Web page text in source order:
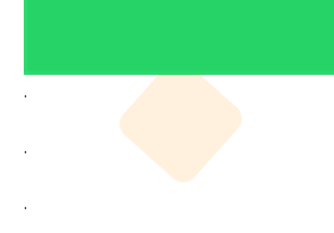
.
.
.